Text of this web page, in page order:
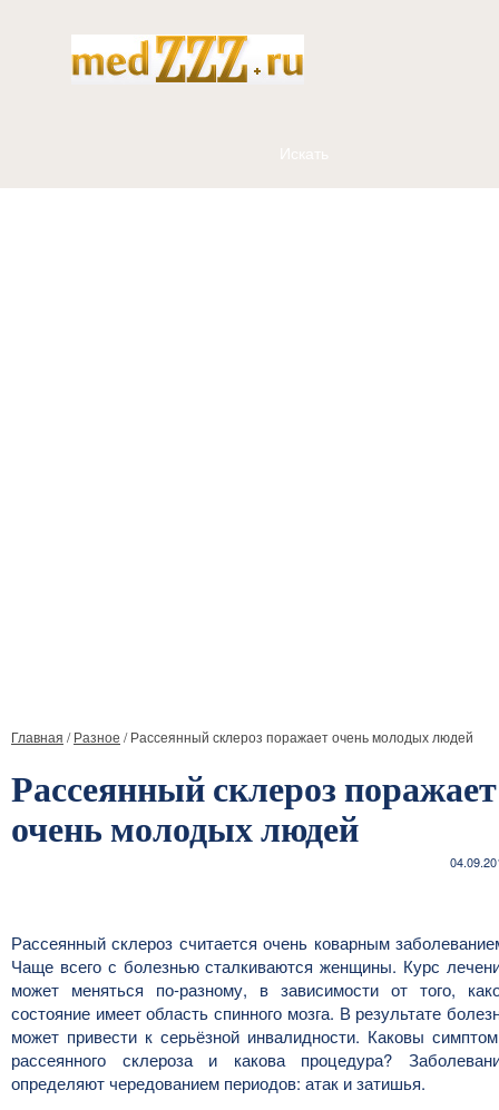
Главная /Разное /Рассеянный склероз поражает очень молодых людей
Рассеянный склероз поражает
очень молодых людей
Рассеянный склероз считается очень коварным
Чаще всего с болезнью сталкиваются женщины. Курс
может меняться по-разному, в зависимости от того,
состояние имеет область спинного мозга. В результате
может привести к серьёзной инвалидности. Каковы
рассеянного склероза и какова процедура?
определяют чередованием периодов: атак и затишья.